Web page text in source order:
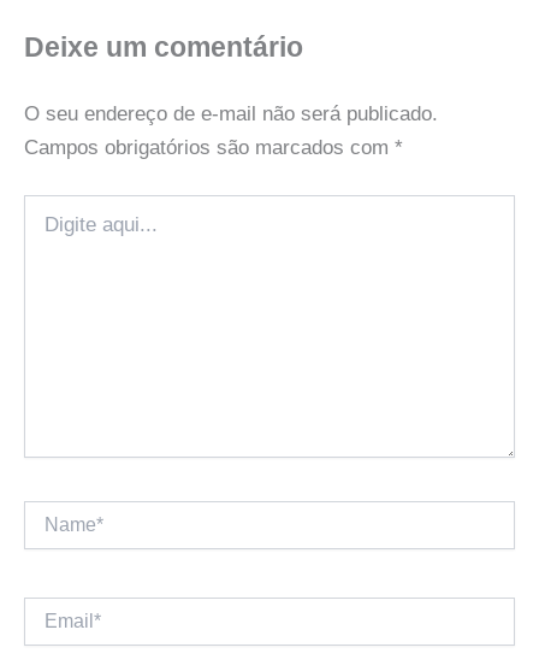
Deixe um comentário
O seu endereço de e-mail não será publicado.
Campos obrigatórios são marcados com *
aqui...